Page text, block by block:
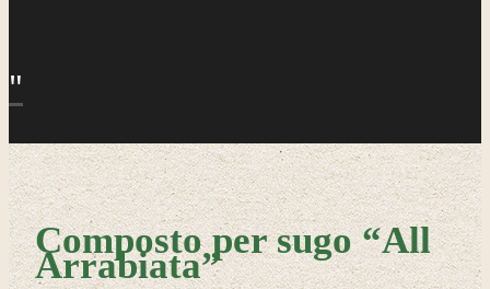
"
Composto per sugo “All
Arrabiata”